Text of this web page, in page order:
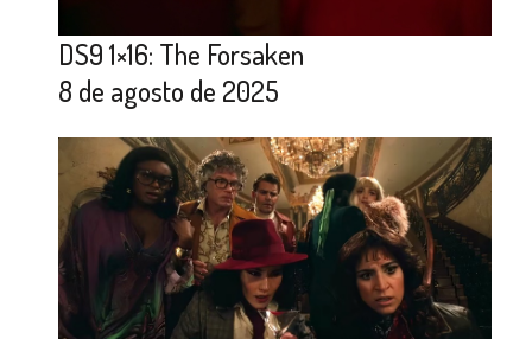
DS9 1×16: The Forsaken
8 de agosto de 2025